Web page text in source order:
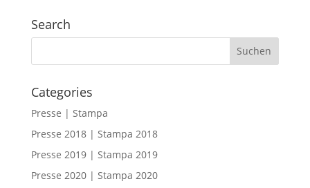
Search
Categories
Presse | Stampa
Presse 2018 | Stampa 2018
Presse 2019 | Stampa 2019
Presse 2020 | Stampa 2020